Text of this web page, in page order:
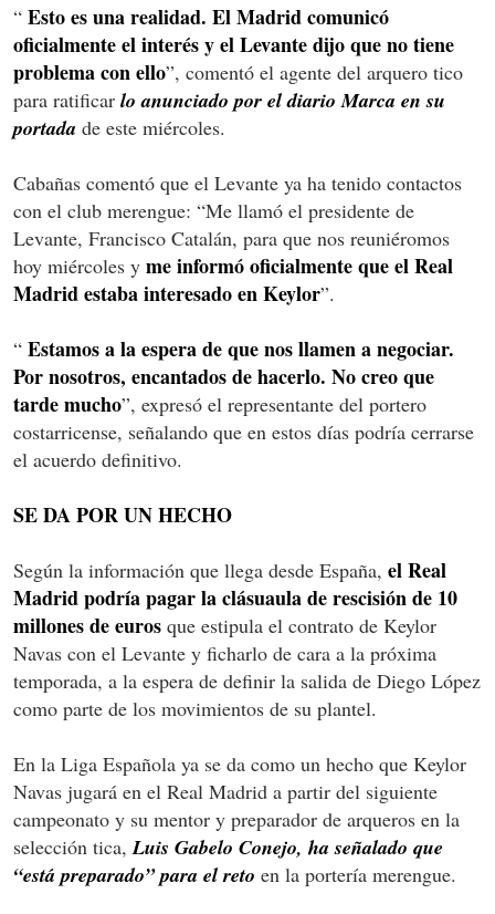
“ Esto es una realidad. El Madrid comunicó
oficialmente el interés y el Levante dijo que no tiene
problema con ello”, comentó el agente del arquero tico
para ratificar lo anunciado por el diario Marca en su
portada de este miércoles.
Cabañas comentó que el Levante ya ha tenido contactos
con el club merengue: “Me llamó el presidente de
Levante, Francisco Catalán, para que nos reuniéromos
hoy miércoles y me informó oficialmente que el Real
Madrid estaba interesado en Keylor”.
“ Estamos a la espera de que nos llamen a negociar.
Por nosotros, encantados de hacerlo. No creo que
tarde mucho”, expresó el representante del portero
costarricense, señalando que en estos días podría cerrarse
el acuerdo definitivo.
SE DA POR UN HECHO
Según la información que llega desde España, el Real
Madrid podría pagar la clásuaula de rescisión de 10
millones de euros que estipula el contrato de Keylor
Navas con el Levante y ficharlo de cara a la próxima
temporada, a la espera de definir la salida de Diego López
como parte de los movimientos de su plantel.
En la Liga Española ya se da como un hecho que Keylor
Navas jugará en el Real Madrid a partir del siguiente
campeonato y su mentor y preparador de arqueros en la
selección tica, Luis Gabelo Conejo, ha señalado que
“está preparado” para el reto en la portería merengue.